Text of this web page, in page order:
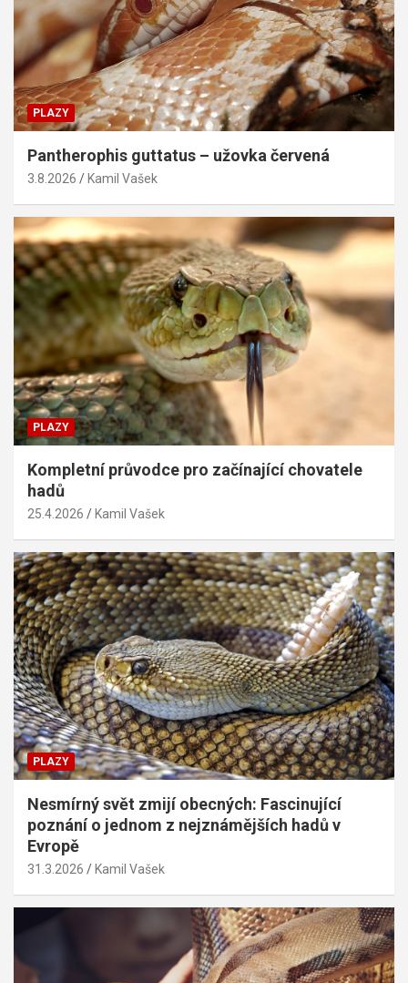
PLAZY
Pantherophis guttatus – užovka červená
3.8.2026 Kamil Vašek
PLAZY
Kompletní průvodce pro začínající chovatele
hadů
25.4.2026 Kamil Vašek
PLAZY
Nesmírný svět zmijí obecných: Fascinující
poznání o jednom z nejznámějších hadů v
Evropě
31.3.2026 Kamil Vašek